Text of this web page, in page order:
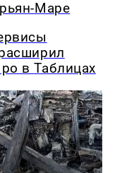
Маре
в Таблицах